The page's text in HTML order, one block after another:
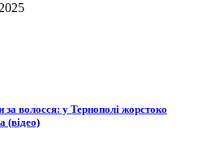
волосся: у Тернополі жорстоко
(відео)